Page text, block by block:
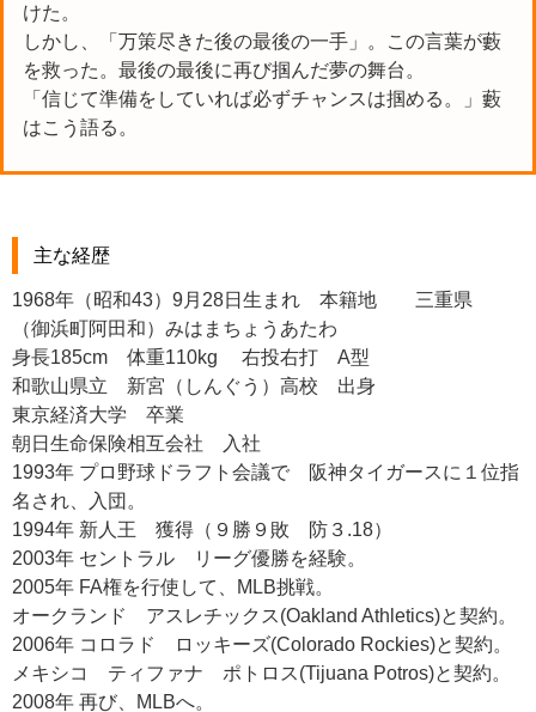
けた。
しかし、「万策尽きた後の最後の一手」。この言葉が藪
を救った。最後の最後に再び掴んだ夢の舞台。
「信じて準備をしていれば必ずチャンスは掴める。」藪
はこう語る。
主な経歴
1968年（昭和43）9月28日生まれ 本籍地 三重県
（御浜町阿田和）みはまちょうあたわ
身長185cm 体重110kg 右投右打 A型
和歌山県立 新宮（しんぐう）高校 出身
東京経済大学 卒業
朝日生命保険相互会社 入社
1993年 プロ野球ドラフト会議で 阪神タイガースに１位指
名され、入団。
1994年 新人王 獲得（９勝９敗 防３.18）
2003年 セントラル リーグ優勝を経験。
2005年 FA権を行使して、MLB挑戦。
オークランド アスレチックス(Oakland Athletics)と契約。
2006年 コロラド ロッキーズ(Colorado Rockies)と契約。
メキシコ ティファナ ポトロス(Tijuana Potros)と契約。
2008年 再び、MLBへ。